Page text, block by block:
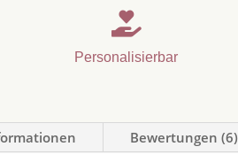

Personalisierbar
Bewertungen (6)